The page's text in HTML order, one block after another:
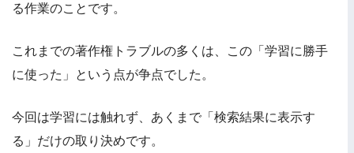
る作業のことです。
これまでの著作権トラブルの多くは、この「学習に勝手
に使った」という点が争点でした。
今回は学習には触れず、あくまで「検索結果に表示す
る」だけの取り決めです。